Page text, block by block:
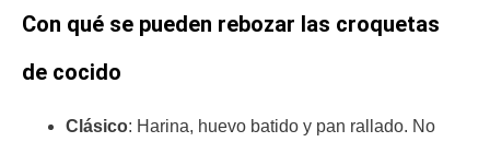
Con qué se pueden rebozar las croquetas
de cocido
Clásico: Harina, huevo batido y pan rallado. No